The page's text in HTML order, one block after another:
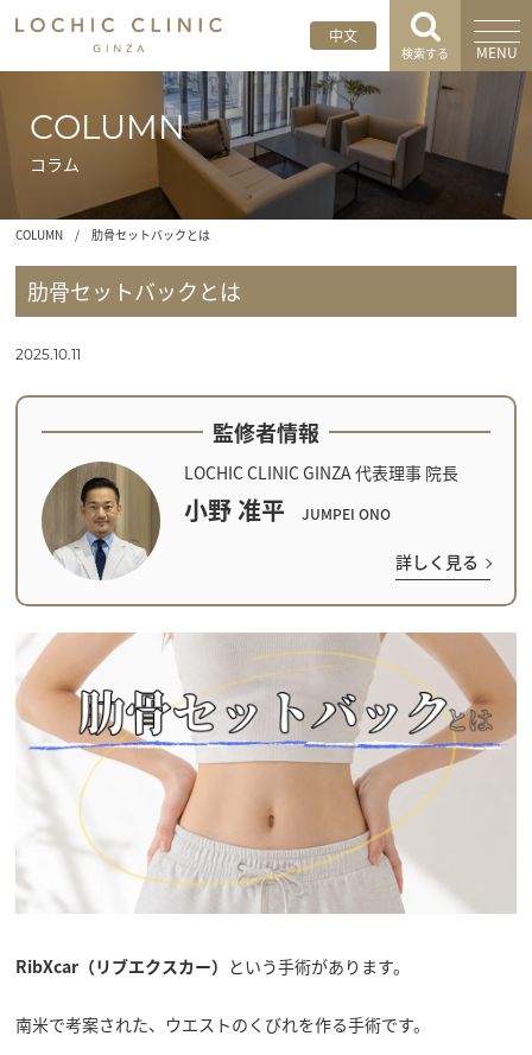
中文
検索する MENU
COLUMN
コラム
COLUMN / 肋骨セットバックとは
肋骨セットバックとは
2025.10.11
監修者情報
LOCHIC CLINIC GINZA 代表理事 院長
小野 准平 JUMPEI ONO
詳しく見る
RibXcar（リブエクスカー） という手術があります。
南米で考案された、ウエストのくびれを作る手術です。